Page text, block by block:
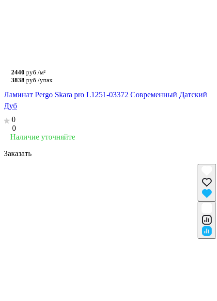
2440 руб./м²
3838 руб./упак
Ламинат Pergo Skara pro L1251-03372 Современный Датский
Дуб
0
0
Наличие уточняйте
Заказать